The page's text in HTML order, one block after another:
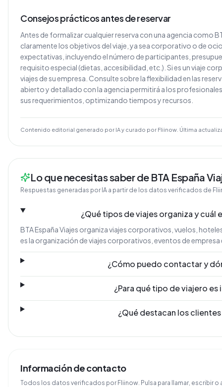
Consejos prácticos antes de reservar
Antes de formalizar cualquier reserva con una agencia como
claramente los objetivos del viaje, ya sea corporativo o de
expectativas, incluyendo el número de participantes,
requisito especial (dietas, accesibilidad, etc.). Si es un viaje
viajes de su empresa. Consulte sobre la flexibilidad en las
abierto y detallado con la agencia permitirá a los
sus requerimientos, optimizando tiempos y recursos.
Contenido editorial generado por IA y curado por Fliinow. Última
Lo que necesitas saber de BTA España
Respuestas generadas por IA a partir de los datos verificados de
¿Qué tipos de viajes organiza y cuál
BTA España Viajes organiza viajes corporativos, vuelos,
es la organización de viajes corporativos, eventos de empresa
¿Cómo puedo contactar y
¿Para qué tipo de viajero es
¿Qué destacan los
Información de contacto
Todos los datos verificados por Fliinow. Pulsa para llamar, escribir o